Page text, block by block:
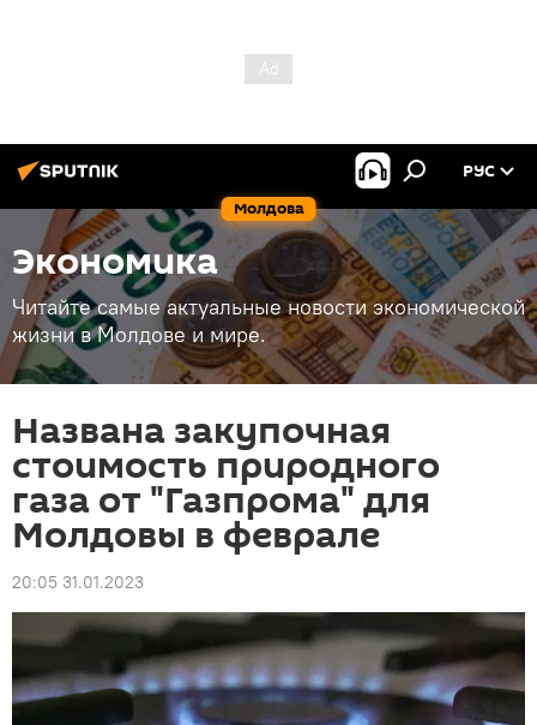
Молдова
РУС
Экономика
Читайте самые актуальные новости экономической
жизни в Молдове и мире.
Названа закупочная
стоимость природного
газа от "Газпрома" для
Молдовы в феврале
20:05 31.01.2023